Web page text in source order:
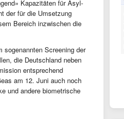
Kapazitäten für Asyl-
der für die Umsetzung
Bereich inzwischen die
sogenannten Screening der
die Deutschland neben
entsprechend
am 12. Juni auch noch
und andere biometrische